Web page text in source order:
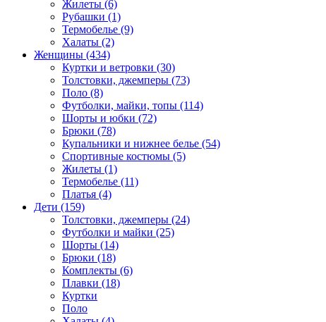
Жилеты (6)
Рубашки (1)
Термобелье (9)
Халаты (2)
Женщины (434)
Куртки и ветровки (30)
Толстовки, джемперы (73)
Поло (8)
Футболки, майки, топы (114)
Шорты и юбки (72)
Брюки (78)
Купальники и нижнее белье (54)
Спортивные костюмы (5)
Жилеты (1)
Термобелье (11)
Платья (4)
Дети (159)
Толстовки, джемперы (24)
Футболки и майки (25)
Шорты (14)
Брюки (18)
Комплекты (6)
Плавки (18)
Куртки
Поло